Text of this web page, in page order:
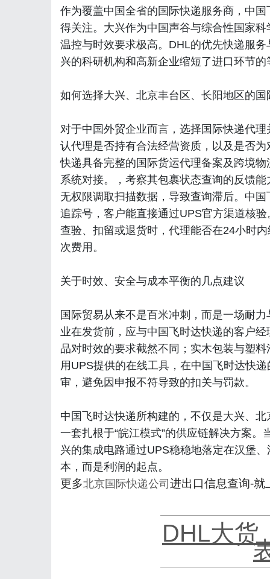
作为覆盖中国全省的国际快递服务商，中
得关注。大兴作为中国声谷与综合性国家
温控与时效要求极高。DHL的优先快递服
兴的科研机构和高新企业缩短了进口环节的
如何选择大兴、北京丰台区、长阳地区的国
对于中国外贸企业而言，选择国际快递代
认代理是否持有合法经营资质，以及是否
快递具备完整的国际货运代理备案及跨境
系统对接。，考察其包裹状态查询的反馈
无权限调取扫描数据，导致查询滞后。中
追踪号，客户能直接通过UPS官方渠道核
查验、扣留或退货时，代理能否在24小时
次费用。
关于时效、安全与成本平衡的几点建议
国际贸易从来不是百米冲刺，而是一场耐
业在发货前，应与中国飞时达快递的客户
品对时效的要求截然不同；实木包装与塑
用UPS提供的在线工具，在中国飞时达快
审，避免因申报不符导致的扣关与罚款。
中国飞时达快递所构建的，不仅是大兴、
一套扎根于“皖江模式”的供应链解决方案
兴的集成电路通过UPS稳稳地落定在汉堡
本，而是利润的起点。
更多北京国际快递公司 进出口信息查询-就
DHL大货